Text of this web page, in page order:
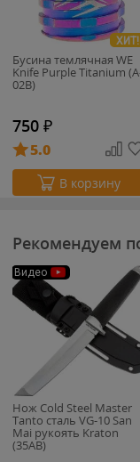
ХИТ!
Бусина темлячная WE
Knife Purple Titanium
02B)
750 ₽
5.0
В корзину
Рекомендуем
Видео
Нож Cold Steel Master
Tanto сталь VG-10 San
Mai рукоять Kraton
(35AB)